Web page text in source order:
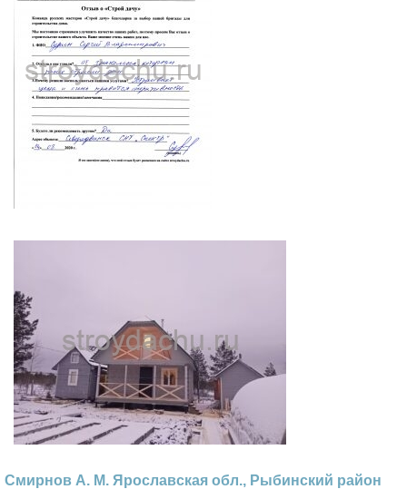
Смирнов А. М. Ярославская обл., Рыбинский район